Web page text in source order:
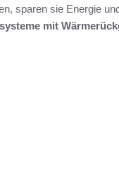
sparen sie Energie
mit